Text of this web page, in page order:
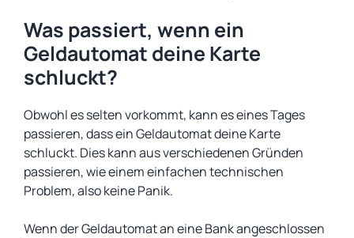
Was passiert, wenn ein
Geldautomat deine Karte
schluckt?
Obwohl es selten vorkommt, kann es eines Tages
passieren, dass ein Geldautomat deine Karte
schluckt. Dies kann aus verschiedenen Gründen
passieren, wie einem einfachen technischen
Problem, also keine Panik.
Wenn der Geldautomat an eine Bank angeschlossen